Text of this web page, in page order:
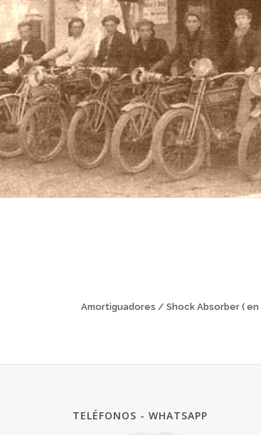
Amortiguadores / Shock Absorber (
TELÉFONOS - WHATSAPP